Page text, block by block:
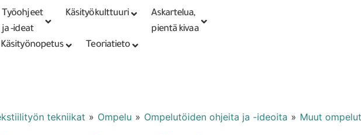
Tarkennettu PunomoputiikkiKirjaudu tai
rekisteröidy
Työohjeet
ja -ideat
Käsityökulttuuri
Askartelua,
pientä kivaa
Käsityönopetus Teoriatieto
tekniikat » Ompelu » Ompelutöiden ohjeita ja -ideoita » Muut